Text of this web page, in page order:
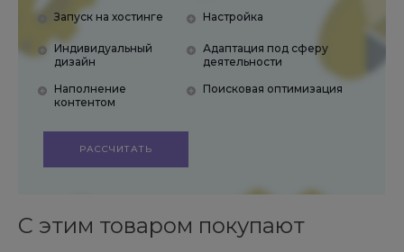
Запуск на хостинге
Индивидуальный
дизайн
Наполнение
контентом
Настройка
Адаптация под сферу
деятельности
Поисковая оптимизация
РАССЧИТАТЬ
С этим товаром покупают